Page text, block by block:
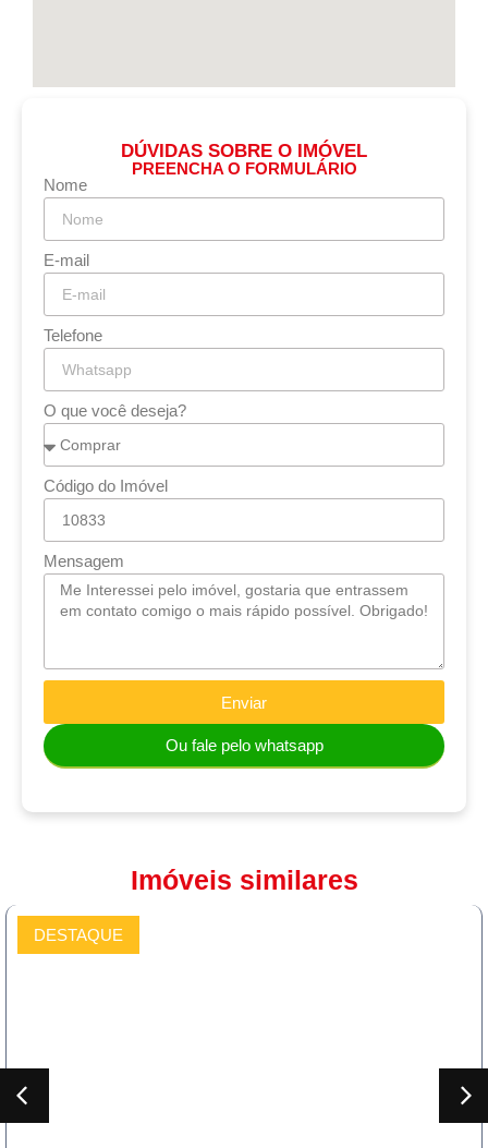
DÚVIDAS SOBRE O IMÓVEL
PREENCHA O FORMULÁRIO
Nome
E-mail
Telefone
O que você deseja?
Código do Imóvel
Mensagem
Enviar
Ou fale pelo whatsapp
Imóveis similares